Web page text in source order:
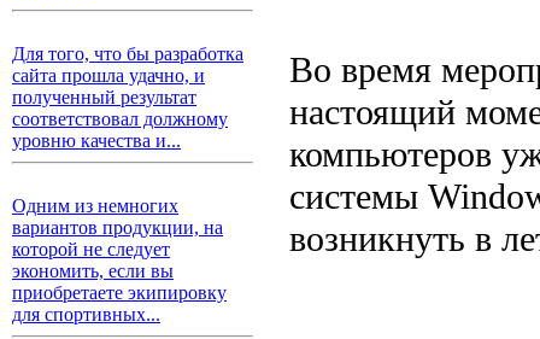
Для того, что бы разработка
сайта прошла удачно, и
полученный результат
соответствовал должному
уровню качества и...
Одним из немногих
вариантов продукции, на
которой не следует
экономить, если вы
приобретаете экипировку
для спортивных...
Во время
настоящий
компьютеров
системы
возникнуть в